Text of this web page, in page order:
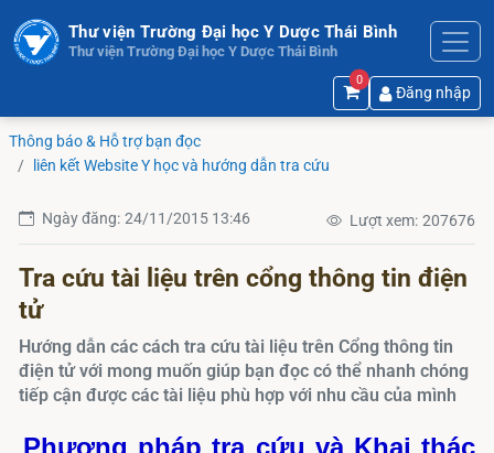
Thư viện Trường Đại học Y Dược Thái Bình
Thư viện Trường Đại học Y Dược Thái Bình
0
Đăng nhập
Thông báo & Hỗ trợ bạn đọc
liên kết Website Y học và hướng dẫn tra cứu
Ngày đăng: 24/11/2015 13:46 Lượt xem: 207676
Tra cứu tài liệu trên cổng thông tin điện
tử
Hướng dẫn các cách tra cứu tài liệu trên Cổng thông tin
điện tử với mong muốn giúp bạn đọc có thể nhanh chóng
tiếp cận được các tài liệu phù hợp với nhu cầu của mình